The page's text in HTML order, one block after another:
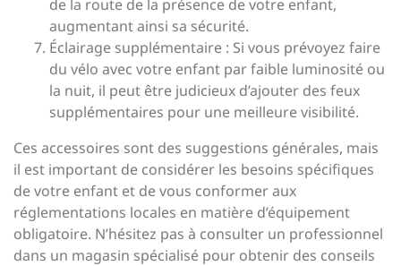
de la route de la présence de votre enfant,
augmentant ainsi sa sécurité.
Éclairage supplémentaire : Si vous prévoyez faire
du vélo avec votre enfant par faible luminosité ou
la nuit, il peut être judicieux d’ajouter des feux
supplémentaires pour une meilleure visibilité.
Ces accessoires sont des suggestions générales, mais
il est important de considérer les besoins spécifiques
de votre enfant et de vous conformer aux
réglementations locales en matière d’équipement
obligatoire. N’hésitez pas à consulter un professionnel
dans un magasin spécialisé pour obtenir des conseils